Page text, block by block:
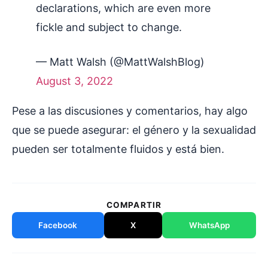
declarations, which are even more
fickle and subject to change.
— Matt Walsh (@MattWalshBlog)
August 3, 2022
Pese a las discusiones y comentarios, hay algo
que se puede asegurar: el género y la sexualidad
pueden ser totalmente fluidos y está bien.
COMPARTIR
Facebook X WhatsApp